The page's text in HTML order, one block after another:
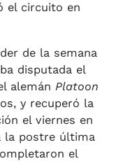
el circuito en
de la semana
disputada el
alemán Platoon
y recuperó la
el viernes en
la postre última
el